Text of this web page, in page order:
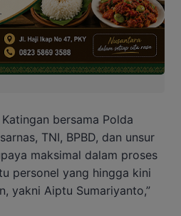
bersama Polda
TNI, BPBD, dan unsur
maksimal dalam proses
personel yang hingga kini
yakni Aiptu Sumariyanto,”